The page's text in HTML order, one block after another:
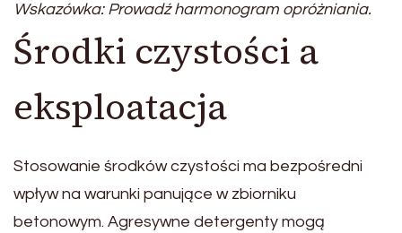
Wskazówka: Prowadź harmonogram opróżniania.
Środki czystości a
eksploatacja
Stosowanie środków czystości ma bezpośredni
wpływ na warunki panujące w zbiorniku
betonowym. Agresywne detergenty mogą